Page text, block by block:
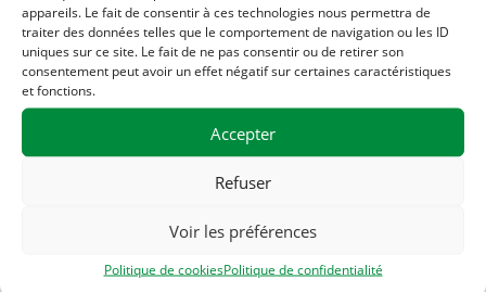
appareils. Le fait de consentir à ces technologies nous permettra de
traiter des données telles que le comportement de navigation ou les ID
uniques sur ce site. Le fait de ne pas consentir ou de retirer son
consentement peut avoir un effet négatif sur certaines caractéristiques
et fonctions.
Accepter
Refuser
Voir les préférences
Politique de cookiesPolitique de confidentialité
Téléphone
06 33 56 20 56
Related Évènements